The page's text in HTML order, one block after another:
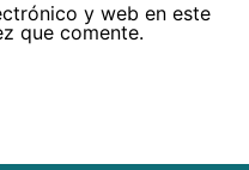
y web en este
que comente.